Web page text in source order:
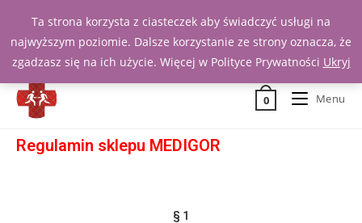
Zadzwoń 539 391 290
0 Menu
Regulamin sklepu MEDIGOR
§ 1
Ta strona korzysta z ciasteczek aby świadczyć usługi na
najwyższym poziomie. Dalsze korzystanie ze strony oznacza, że
zgadzasz się na ich użycie. Więcej w Polityce Prywatności Ukryj